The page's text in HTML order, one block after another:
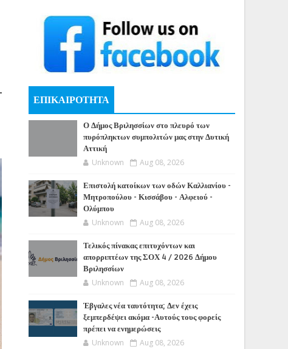
ΕΠΙΚΑΙΡΟΤΗΤΑ
Ο Δήμος Βριλησσίων στο πλευρό των
πυρόπληκτων συμπολιτών μας στην Δυτική
Αττική
Unknown Aug 08, 2026
Επιστολή κατοίκων των οδών Καλλιανίου -
Μητροπούλου - Κισσάβου - Αλφειού -
Ολύμπου
Unknown Aug 08, 2026
Τελικός πίνακας επιτυχόντων και
απορριπτέων της ΣΟΧ 4 / 2026 Δήμου
Βριλησσίων
Unknown Aug 08, 2026
Έβγαλες νέα ταυτότητα; Δεν έχεις
ξεμπερδέψει ακόμα -Αυτούς τους φορείς
πρέπει να ενημερώσεις
Unknown Aug 08, 2026